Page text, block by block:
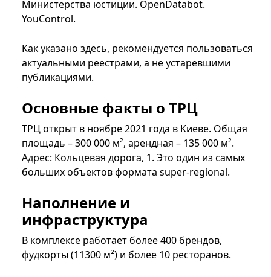
Министерства юстиции. OpenDatabot.
YouControl.
Как указано здесь, рекомендуется пользоваться
актуальными реестрами, а не устаревшими
публикациями.
Основные факты о ТРЦ
ТРЦ открыт в ноябре 2021 года в Киеве. Общая
площадь – 300 000 м², арендная – 135 000 м².
Адрес: Кольцевая дорога, 1. Это один из самых
больших объектов формата super-regional.
Наполнение и
инфраструктура
В комплексе работает более 400 брендов,
фудкорты (11300 м²) и более 10 ресторанов.